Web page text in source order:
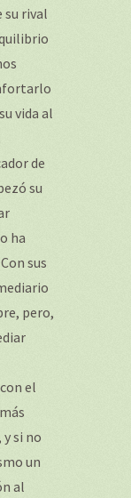
su rival
vida al
de
su
ha
sus
pero,
el
si no
un
al